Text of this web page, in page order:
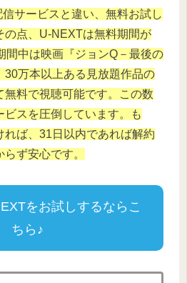
サービスと違い、無料お試し
の点、U-NEXTは無料期間が
間中は映画『ジョンQ－最後の
30万本以上ある見放題作品の
無料で視聴可能です。この数
スを圧倒しています。も
れば、31日以内であれば解約
ず安心です。
をお試しするならこ
ちら♪